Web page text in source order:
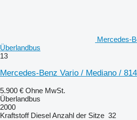
Mercedes-
Überlandbus
13
Mercedes-Benz Vario / Mediano / 814
5.900 € Ohne MwSt.
Überlandbus
2000
Kraftstoff DieselAnzahl der Sitze 32